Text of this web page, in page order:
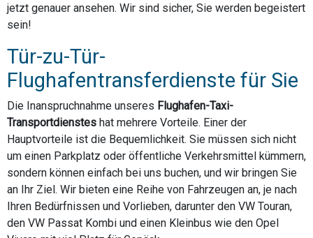
jetzt genauer ansehen. Wir sind sicher, Sie werden begeistert
sein!
Tür-zu-Tür-
Flughafentransferdienste für Sie
Die Inanspruchnahme unseres Flughafen-Taxi-
Transportdienstes hat mehrere Vorteile. Einer der
Hauptvorteile ist die Bequemlichkeit. Sie müssen sich nicht
um einen Parkplatz oder öffentliche Verkehrsmittel kümmern,
sondern können einfach bei uns buchen, und wir bringen Sie
an Ihr Ziel. Wir bieten eine Reihe von Fahrzeugen an, je nach
Ihren Bedürfnissen und Vorlieben, darunter den VW Touran,
den VW Passat Kombi und einen Kleinbus wie den Opel